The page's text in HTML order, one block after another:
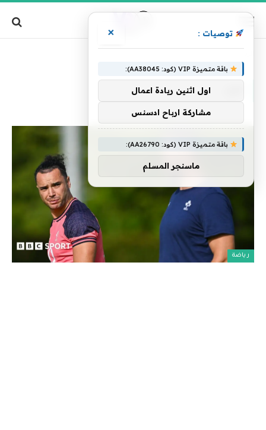
رياضة
توصيات : ×
باقة متميزة VIP (كود: AA38045):
اول اثنين ريادة اعمال
مشاركة ارباح ادسنس
باقة متميزة VIP (كود: AA26790):
ماسنجر المسلم